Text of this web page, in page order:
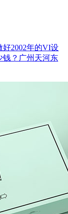
好2002年的VI设
钱？广州天河东